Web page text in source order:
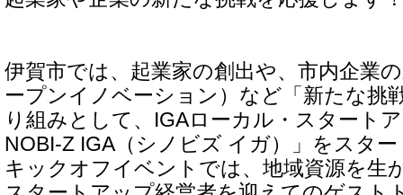
伊賀市では、起業家の創出や、市内企業
ープンイノベーション）など「新たな挑
り組みとして、IGAローカル・スタート
NOBI-Z IGA（シノビズ イガ）」をスタ
キックオフイベントでは、地域資源を生